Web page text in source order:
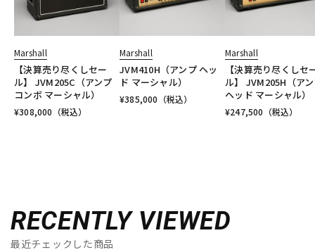
Marshall
【決算売り尽くしセー
ル】 JVM205C（アンプ
コンボ マーシャル）
¥308,000 （税込）
Marshall
JVM410H（アンプ ヘッ
ド マーシャル）
¥385,000 （税込）
Marshall
【決算売り尽くしセ
ル】 JVM205H（ア
ヘッド マーシャル）
¥247,500 （税込）
RECENTLY VIEWED
最近チェックした商品